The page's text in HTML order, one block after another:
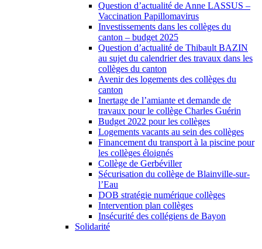
Question d’actualité de Anne LASSUS –
Vaccination Papillomavirus
Investissements dans les collèges du
canton – budget 2025
Question d’actualité de Thibault BAZIN
au sujet du calendrier des travaux dans les
collèges du canton
Avenir des logements des collèges du
canton
Inertage de l’amiante et demande de
travaux pour le collège Charles Guérin
Budget 2022 pour les collèges
Logements vacants au sein des collèges
Financement du transport à la piscine pour
les collèges éloignés
Collège de Gerbéviller
Sécurisation du collège de Blainville-sur-
l’Eau
DOB stratégie numérique collèges
Intervention plan collèges
Insécurité des collégiens de Bayon
Solidarité